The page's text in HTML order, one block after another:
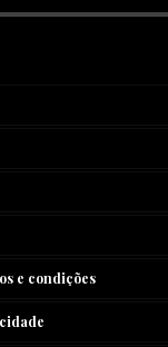
e condições